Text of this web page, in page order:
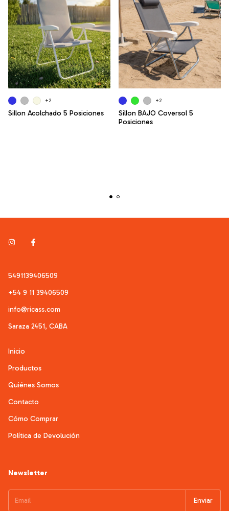
Sillon Acolchado 5 Posiciones
+2
Sillon BAJO Coversol 5
Posiciones
+2
5491139406509
+54 9 11 39406509
info@ricass.com
Saraza 2451, CABA
Inicio
Productos
Quiénes Somos
Contacto
Cómo Comprar
Política de Devolución
Newsletter